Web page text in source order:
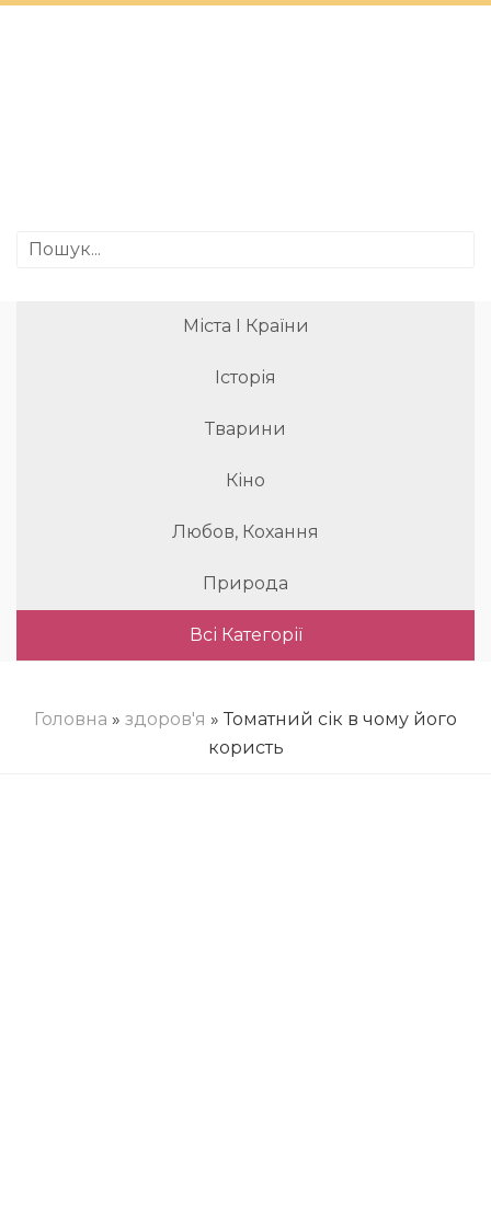
Міста І Країни
Історія
Тварини
Кіно
Любов, Кохання
Природа
Всі Категорії
Головна » здоров'я » Томатний сік в чому його
користь